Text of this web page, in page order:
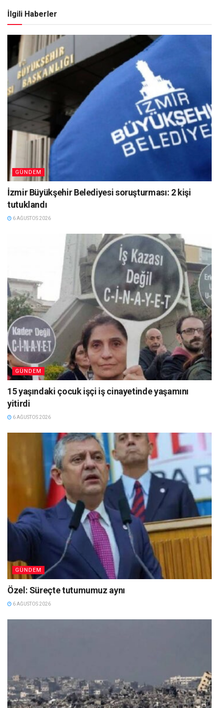
İlgili Haberler
GÜNDEM
İzmir Büyükşehir Belediyesi soruşturması: 2 kişi
tutuklandı
6 AĞUSTOS 2026
GÜNDEM
15 yaşındaki çocuk işçi iş cinayetinde yaşamını
yitirdi
6 AĞUSTOS 2026
GÜNDEM
Özel: Süreçte tutumumuz aynı
6 AĞUSTOS 2026